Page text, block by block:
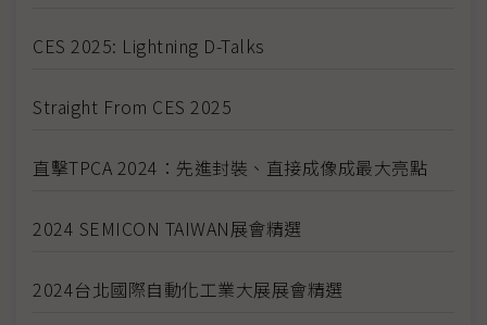
CES 2025: Lightning D-Talks
Straight From CES 2025
直擊TPCA 2024：先進封裝、直接成像成最大亮點
2024 SEMICON TAIWAN展會精選
2024台北國際自動化工業大展展會精選